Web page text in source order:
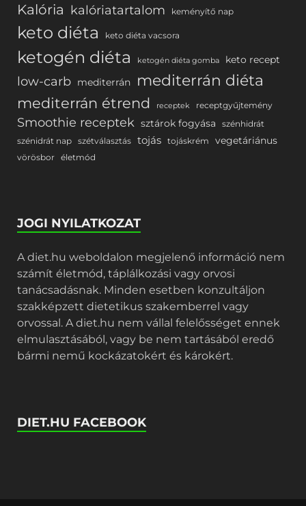
Kalória kalóriatartalom keményítő nap
keto diéta keto diéta vacsora
ketogén diéta ketogén diéta gomba keto recept
low-carb mediterrán mediterrán diéta
mediterrán étrend receptek receptgyűjtemény
Smoothie receptek sztárok fogyása
szénhidrát
szénidrát nap szétválasztás tojás tojáskrém vegetáriánus
vörösbor életmód
JOGI NYILATKOZAT
A diet.hu weboldalon megjelenő információ nem
számít életmód, táplálkozási vagy orvosi
tanácsadásnak. Minden esetben konzultáljon
szakképzett dietetikus szakemberrel vagy
orvossal. A diet.hu nem vállal felelősséget ennek
elmulasztásából, vagy be nem tartásából eredő
bármi nemű kockázatokért és károkért.
DIET.HU FACEBOOK